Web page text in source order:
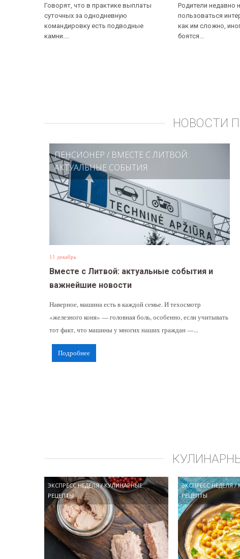
Говорят, что в практике выплаты
суточных за однодневную
командировку есть подводные
камни....
Родители недавно
пользоваться
как им сложно,
боятся...
НОВОСТИ
ПЕНСИОНЕР / ВМЕСТЕ С ЛИТВОЙ:
АКТУАЛЬНЫЕ СОБЫТИЯ
11 декабрь
Вместе с Литвой: актуальные события и
важнейшие новости
Наверное, машина есть в каждой семье. И техосмотр
«железного коня» — головная боль, особенно, если учитывать
тот факт, что машины у многих наших граждан —...
Подробнее
ЭКСПРЕСС НЕДЕЛЯ/КУЛИНАРНЫЕ
РЕЦЕПТЫ
ЭКСПРЕСС НЕДЕЛЯ/
РЕЦЕПТЫ